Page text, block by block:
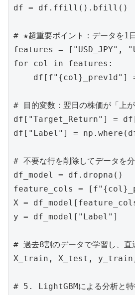
df = df.ffill().bfill()
# ★超重要ポイント：データを1
features = ["USD_JPY",
for col in features:
df[f"{col}_prev1d"]
# 目的変数：翌日の株価が「上
df["Target_Return"] =
df["Label"] =
# 不要な行を削除してデータを分
df_model = df.dropna()
feature_cols =
X =
y = df_model["Label"]
# 過去8割のデータで学習し、直
X_train, X_test,
# 5. LightGBMによる分析と特